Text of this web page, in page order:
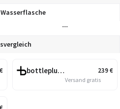
---
€ 239€
bottleplus.com
Versand gratis